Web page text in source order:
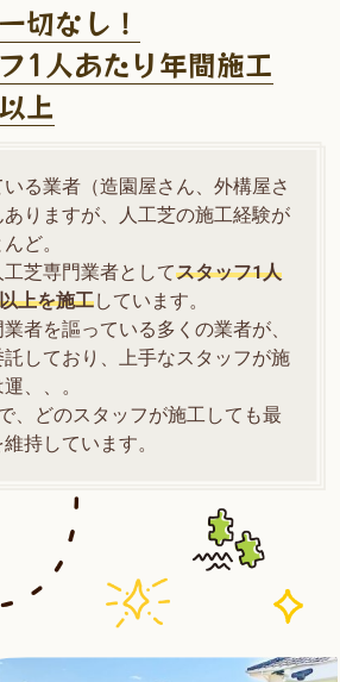
切なし！
1人あたり年間施工
上
る業者（造園屋さん、外構屋さ
りますが、人工芝の施工経験が
ど。
芝専門業者としてスタッフ1人
上を施工しています。
者を謳っている多くの業者が、
しており、上手なスタッフが施
、、。
、どのスタッフが施工しても最
持しています。